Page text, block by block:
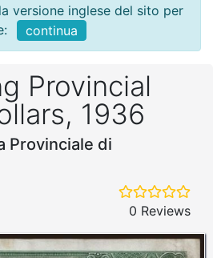
versione inglese del sito per
continua
Provincial
1936
Provinciale di
0 Reviews